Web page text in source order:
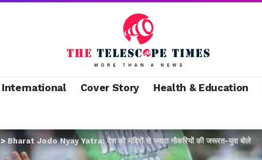
International Cover Story Health & Education
Bharat Jodo Nyay Yatra: देश को मंदिरों से ज्यादा नौकरियों की जरूरत-युवा बोले